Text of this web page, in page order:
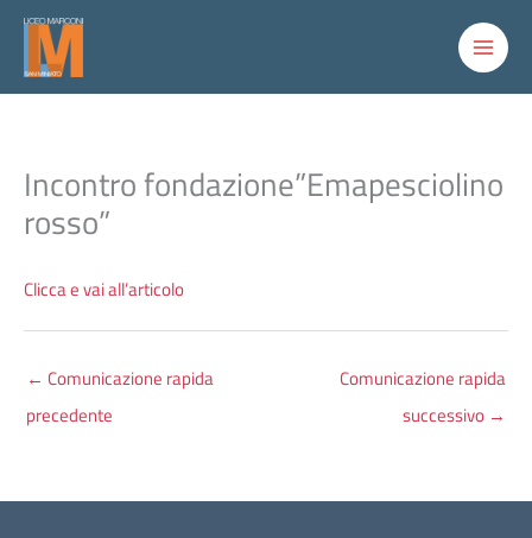
contenuto
Incontro fondazione”Emapesciolino
rosso”
Clicca e vai all’articolo
← Comunicazione rapida
precedente
Comunicazione rapida
successivo →